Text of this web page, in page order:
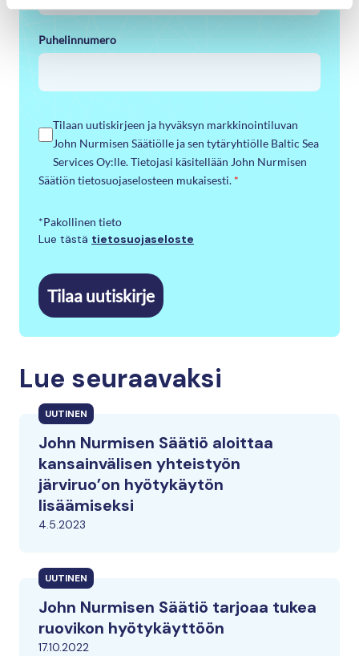
Puhelinnumero
Tilaan uutiskirjeen ja hyväksyn markkinointiluvan
John Nurmisen Säätiölle ja sen tytäryhtiölle Baltic Sea
Services Oy:lle. Tietojasi käsitellään John Nurmisen
Säätiön tietosuojaselosteen mukaisesti. *
*Pakollinen tieto
Lue tästä tietosuojaseloste
Tilaa uutiskirje
Lue seuraavaksi
UUTINEN
John Nurmisen Säätiö aloittaa
kansainvälisen yhteistyön
järviruo’on hyötykäytön
lisäämiseksi
4.5.2023
UUTINEN
John Nurmisen Säätiö tarjoaa tukea
ruovikon hyötykäyttöön
17.10.2022